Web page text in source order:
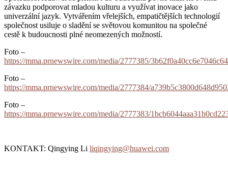
závazku podporovat mladou kulturu a využívat inovace jako
univerzální jazyk. Vytvářením vřelejších, empatičtějších technologií
společnost usiluje o sladění se světovou komunitou na společné
cestě k budoucnosti plné neomezených možností.
Foto –
https://mma.prnewswire.com/media/2777385/
Foto –
https://mma.prnewswire.com/media/2777384/
Foto –
https://mma.prnewswire.com/media/2777383/
KONTAKT: Qingying Li liqingying@huawei.com